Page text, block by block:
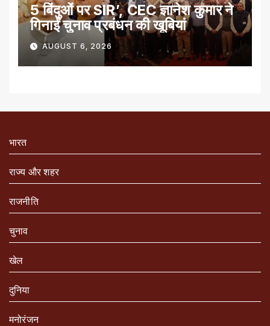
5 बिंदुओं पर SIR’, CEC ज्ञानेश कुमार ने
गिनाईं चुनाव प्रबंधन की खूबियां
AUGUST 6, 2026
भारत
राज्य और शहर
राजनीति
चुनाव
खेल
दुनिया
मनोरंजन